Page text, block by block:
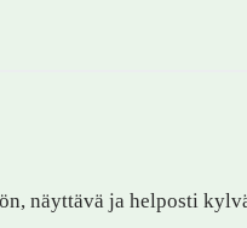
näyttävä ja helposti